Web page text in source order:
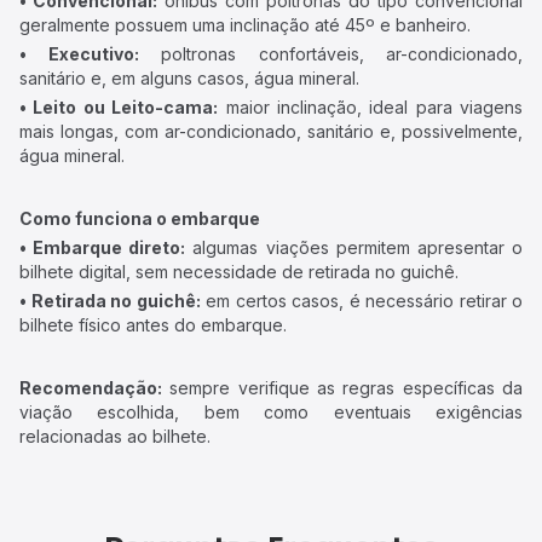
geralmente possuem uma inclinação até 45º e banheiro.
• Executivo: poltronas confortáveis, ar-condicionado,
sanitário e, em alguns casos, água mineral.
• Leito ou Leito-cama: maior inclinação, ideal para viagens
mais longas, com ar-condicionado, sanitário e, possivelmente,
água mineral.
Como funciona o embarque
• Embarque direto: algumas viações permitem apresentar o
bilhete digital, sem necessidade de retirada no guichê.
• Retirada no guichê: em certos casos, é necessário retirar o
bilhete físico antes do embarque.
Recomendação: sempre verifique as regras específicas da
viação escolhida, bem como eventuais exigências
relacionadas ao bilhete.